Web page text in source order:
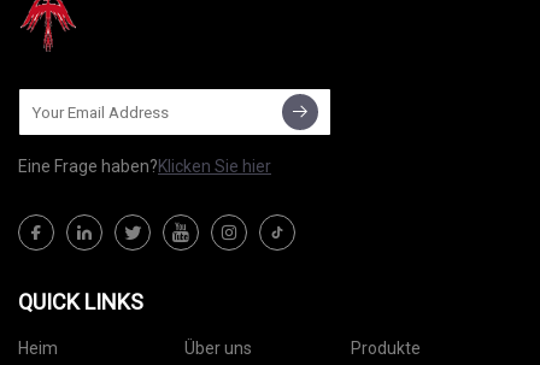
Eine Frage haben?Klicken Sie hier
QUICK LINKS
Heim Über uns Produkte